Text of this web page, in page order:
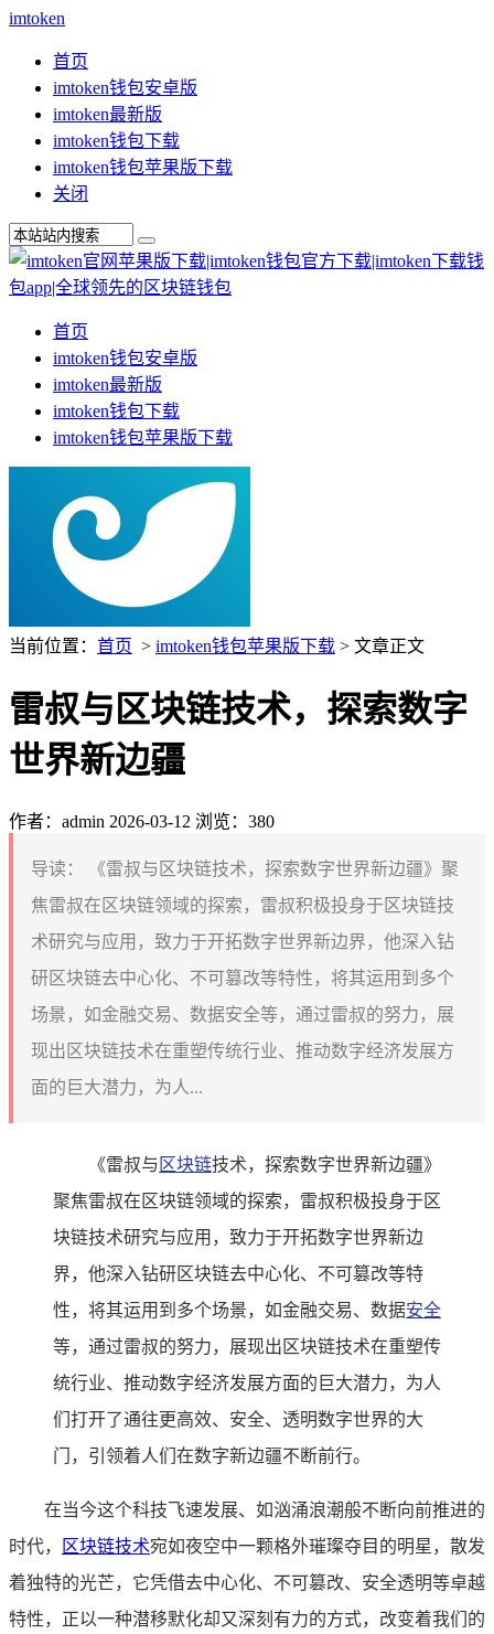
imtoken
首页
imtoken钱包安卓版
imtoken最新版
imtoken钱包下载
imtoken钱包苹果版下载
关闭
首页
imtoken钱包安卓版
imtoken最新版
imtoken钱包下载
imtoken钱包苹果版下载
当前位置： 首页 > imtoken钱包苹果版下载 > 文章正文
雷叔与区块链技术，探索数字
世界新边疆
作者：admin 2026-03-12 浏览：380
导读：
《雷叔与区块链技术，探索数字世界新边疆》聚
焦雷叔在区块链领域的探索，雷叔积极投身于区块链技
术研究与应用，致力于开拓数字世界新边界，他深入钻
研区块链去中心化、不可篡改等特性，将其运用到多个
场景，如金融交易、数据安全等，通过雷叔的努力，展
现出区块链技术在重塑传统行业、推动数字经济发展方
面的巨大潜力，为人...
《雷叔与 区块链技术，探索数字世界新边疆》
聚焦雷叔在区块链领域的探索，雷叔积极投身于区
块链技术研究与应用，致力于开拓数字世界新边
界，他深入钻研区块链去中心化、不可篡改等特
性，将其运用到多个场景，如金融交易、数据安全
等，通过雷叔的努力，展现出区块链技术在重塑传
统行业、推动数字经济发展方面的巨大潜力，为人
们打开了通往更高效、安全、透明数字世界的大
门，引领着人们在数字新边疆不断前行。
在当今这个科技飞速发展、如汹涌浪潮般不断向前推进的
时代，
区块链技术宛如夜空中一颗格外璀璨夺目的明星，散发
着独特的光芒，它凭借去中心化、不可篡改、安全透明等卓越
特性，正以一种潜移默化却又深刻有力的方式，改变着我们的